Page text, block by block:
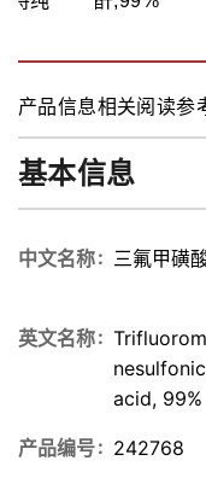
产品信息相关阅读参
基本信息
中文名称 三氟甲磺
英文名称
nesulfonic
acid, 99%
产品编号 242768